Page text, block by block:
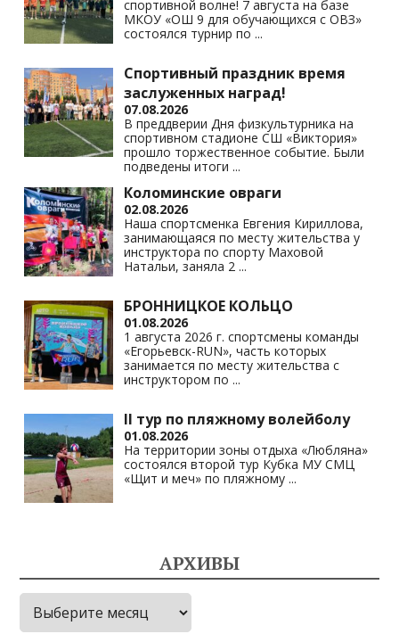
ki
спортивной волне! 7 августа на базе
МКОУ «ОШ 9 для обучающихся с ОВЗ»
состоялся турнир по ...
Спортивный праздник время
заслуженных наград!
07.08.2026
В преддверии Дня физкультурника на
спортивном стадионе СШ «Виктория»
прошло торжественное событие. Были
подведены итоги ...
Коломинские овраги
02.08.2026
Наша спортсменка Евгения Кириллова,
занимающаяся по месту жительства у
инструктора по спорту Маховой
Натальи, заняла 2 ...
БРОННИЦКОЕ КОЛЬЦО
01.08.2026
1 августа 2026 г. спортсмены команды
«Егорьевск-RUN», часть которых
занимается по месту жительства с
инструктором по ...
II тур по пляжному волейболу
01.08.2026
На территории зоны отдыха «Любляна»
состоялся второй тур Кубка МУ СМЦ
«Щит и меч» по пляжному ...
АРХИВЫ
Архивы